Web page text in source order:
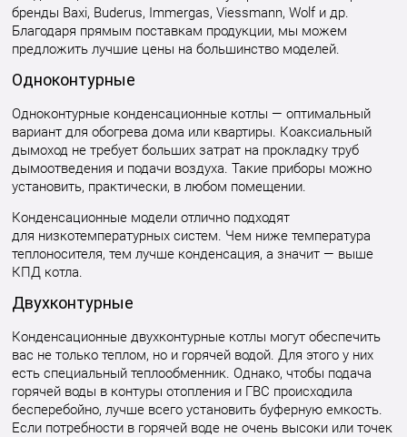
бренды Baxi, Buderus, Immergas, Viessmann, Wolf и др.
Благодаря прямым поставкам продукции, мы можем
предложить лучшие цены на большинство моделей.
Одноконтурные
Одноконтурные конденсационные котлы — оптимальный
вариант для обогрева дома или квартиры. Коаксиальный
дымоход не требует больших затрат на прокладку труб
дымоотведения и подачи воздуха. Такие приборы можно
установить, практически, в любом помещении.
Конденсационные модели отлично подходят
для низкотемпературных систем. Чем ниже температура
теплоносителя, тем лучше конденсация, а значит — выше
КПД котла.
Двухконтурные
Конденсационные двухконтурные котлы могут обеспечить
вас не только теплом, но и горячей водой. Для этого у них
есть специальный теплообменник. Однако, чтобы подача
горячей воды в контуры отопления и ГВС происходила
бесперебойно, лучше всего установить буферную емкость.
Если потребности в горячей воде не очень высоки или точек